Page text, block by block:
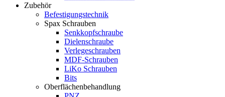
Zubehör
Befestigungstechnik
Spax Schrauben
Senkkopfschraube
Dielenschraube
Verlegeschrauben
MDF-Schrauben
LiKo Schrauben
Bits
Oberflächenbehandlung